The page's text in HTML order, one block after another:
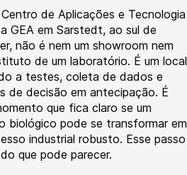
de Aplicações e Tecnologia
GEA em Sarstedt, ao sul de
não é nem um showroom nem
de um laboratório. É um local
a testes, coleta de dados e
de decisão em antecipação. É
que fica claro se um
biológico pode se transformar em
industrial robusto. Esse passo
que pode parecer.